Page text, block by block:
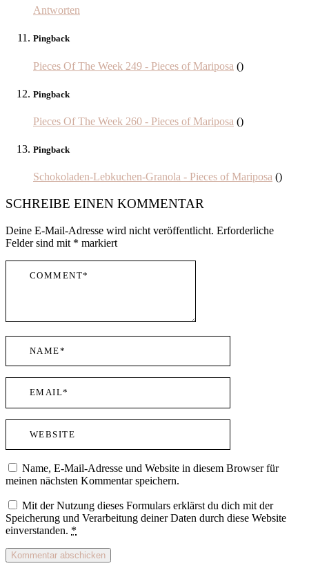
Antworten
Pingback
Pieces Of The Week 249 - Pieces of Mariposa ()
Pingback
Pieces Of The Week 260 - Pieces of Mariposa ()
Pingback
Schokoladen-Lebkuchen-Granola - Pieces of Mariposa ()
SCHREIBE EINEN KOMMENTAR
Deine E-Mail-Adresse wird nicht veröffentlicht. Erforderliche
Felder sind mit * markiert
Name, E-Mail-Adresse und Website in diesem Browser für
meinen nächsten Kommentar speichern.
Mit der Nutzung dieses Formulars erklärst du dich mit der
Speicherung und Verarbeitung deiner Daten durch diese Website
einverstanden. *